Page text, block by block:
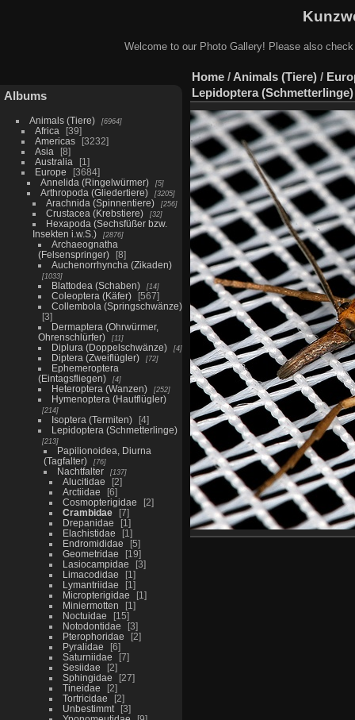
Welcome to our Photo Gallery! Please also
Albums
Animals (Tiere) 6964
Africa
39
Americas
3232
Asia
8
Australia
1
Europe
3684
Annelida (Ringelwürmer)
5
Arthropoda (Gliedertiere) 3205
Arachnida (Spinnentiere) 256
Crustacea (Krebstiere) 32
Hexapoda (Sechsfüßer bzw.
Insekten i.w.S.)
2876
Archaeognatha
(Felsenspringer)
8
Auchenorrhyncha (Zikaden)
1033
Blattodea (Schaben) 14
Coleoptera (Käfer)
567
Collembola (Springschwänze)
3
Dermaptera (Ohrwürmer,
Ohrenschlürfer)
11
Diplura (Doppelschwänze) 4
Diptera (Zweiflügler) 72
Ephemeroptera
(Eintagsfliegen)
4
Heteroptera (Wanzen) 252
Hymenoptera (Hautflügler)
214
Isoptera (Termiten)
4
Lepidoptera (Schmetterlinge)
213
Papilionoidea, Diurna
(Tagfalter)
76
Nachtfalter 137
Alucitidae
2
Arctiidae
6
Cosmopterigidae
2
Crambidae
7
Drepanidae
1
Elachistidae
1
Endromididae
5
Geometridae
19
Lasiocampidae
3
Limacodidae
1
Lymantriidae
1
Micropterigidae
1
Miniermotten
1
Noctuidae
15
Notodontidae
3
Pterophoridae
2
Pyralidae
6
Saturniidae
7
Sesiidae
2
Sphingidae
27
Tineidae
2
Tortricidae
2
Unbestimmt
3
Home / Animals (Tiere) /
Lepidoptera (Schmetterlinge)